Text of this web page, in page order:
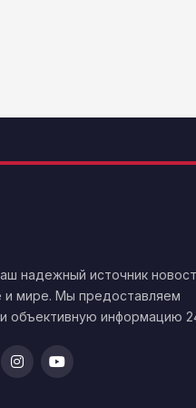
надежный источник
и мире. Мы предоставляем
объективную информацию